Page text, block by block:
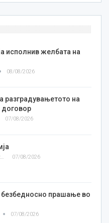
исполнив желбата на
08/08/2026
разградувањетото на
договор
07/08/2026
Златко Теодосиевски 07/08/2026
прашање во
07/08/2026